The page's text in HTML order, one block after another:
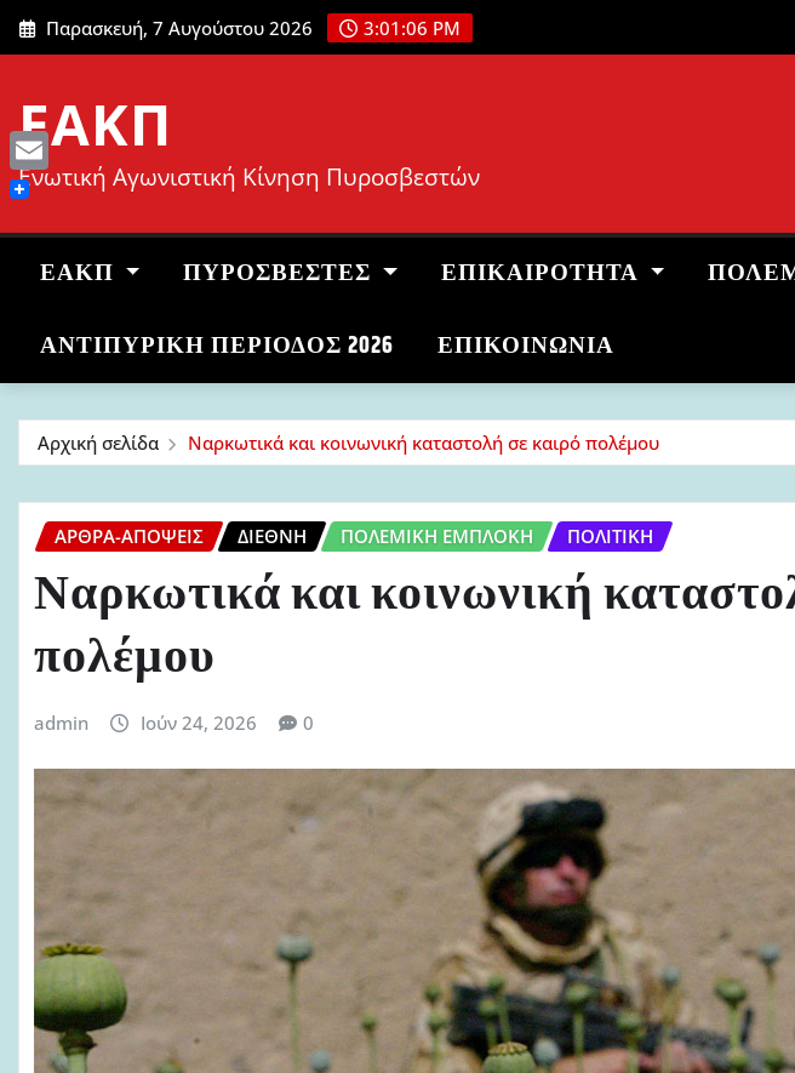
Μετάβαση
στο
Παρασκευή, 7 Αυγούστου 2026 3:01:07 PM
ΕΑΚΠ
Ενωτική Αγωνιστική Κίνηση Πυροσβεστών
ΕΑΚΠ ΠΥΡΟΣΒΈΣΤΕΣ ΕΠΙΚΑΙΡΌΤΗΤΑ
ΑΝΤΙΠΥΡΙΚΉ ΠΕΡΊΟΔΟΣ 2026 ΕΠΙΚΟΙΝΩΝΙΑ
Αρχική σελίδα Ναρκωτικά και κοινωνική καταστολή σε καιρό πολέμου
ΆΡΘΡΑ-ΑΠΌΨΕΙΣ ΔΙΕΘΝΉ ΠΟΛΕΜΙΚΉ ΕΜΠΛΟΚΉ ΠΟΛΙΤΙΚΉ
Ναρκωτικά και κοινωνική
πολέμου
admin Ιούν 24, 2026 0
Email